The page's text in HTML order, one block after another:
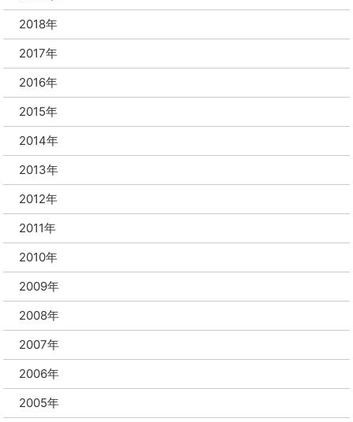
2018年
2017年
2016年
2015年
2014年
2013年
2012年
2011年
2010年
2009年
2008年
2007年
2006年
2005年